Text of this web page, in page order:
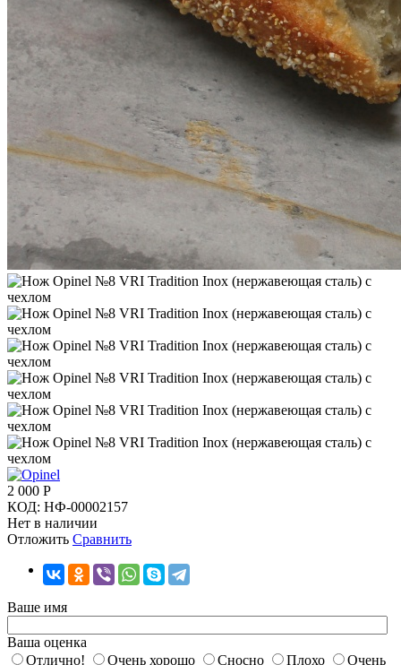
2 000 Р
КОД: НФ-00002157
Нет в наличии
Отложить Сравнить
Ваше имя
Ваша оценка
Отлично!
Очень хорошо Сносно Плохо Очень